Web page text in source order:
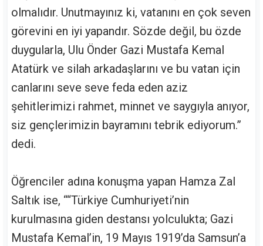
olmalıdır. Unutmayınız ki, vatanını en çok seven
görevini en iyi yapandır. Sözde değil, bu özde
duygularla, Ulu Önder Gazi Mustafa Kemal
Atatürk ve silah arkadaşlarını ve bu vatan için
canlarını seve seve feda eden aziz
şehitlerimizi rahmet, minnet ve saygıyla anıyor,
siz gençlerimizin bayramını tebrik ediyorum.”
dedi.
Öğrenciler adına konuşma yapan Hamza Zal
Saltık ise, ““Türkiye Cumhuriyeti’nin
kurulmasına giden destansı yolculukta; Gazi
Mustafa Kemal’in, 19 Mayıs 1919’da Samsun’a